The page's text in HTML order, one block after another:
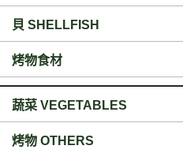
貝 SHELLFISH
烤物食材
蔬菜 VEGETABLES
烤物 OTHERS